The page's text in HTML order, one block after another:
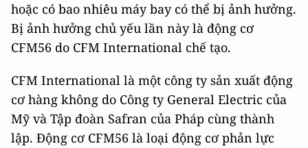
hoặc có bao nhiêu máy bay có thể bị ảnh hưởng.
Bị ảnh hưởng chủ yếu lần này là động cơ
CFM56 do CFM International chế tạo.
CFM International là một công ty sản xuất động
cơ hàng không do Công ty General Electric của
Mỹ và Tập đoàn Safran của Pháp cùng thành
lập. Động cơ CFM56 là loại động cơ phản lực